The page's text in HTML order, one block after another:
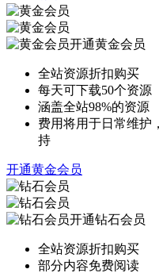
开通黄金会员
全站资源折扣购买
每天可下载50个资源
涵盖全站98%的资源
费用将用于日常维护
持
开通黄金会员
开通钻石会员
全站资源折扣购买
部分内容免费阅读